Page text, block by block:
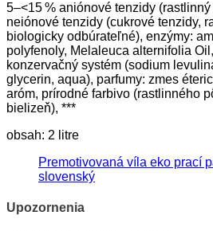
5–<15 % aniónové tenzidy
neiónové tenzidy (cukrové tenzidy,
biologicky odbúrateľné), enzýmy:
polyfenoly, Melaleuca alternifolia
konzervačný systém (sodium
glycerin, aqua), parfumy: zmes
aróm, prírodné farbivo (rastlinného
bielizeň), ***
obsah: 2 litre
Premotivovaná víla eko prací
slovenský
Upozornenia